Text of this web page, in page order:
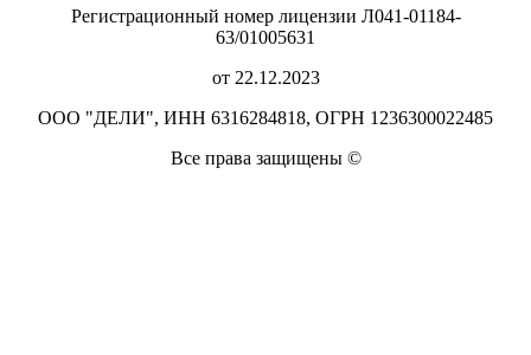
Регистрационный номер лицензии Л041-01184-
63/01005631
от 22.12.2023
ООО "ДЕЛИ", ИНН 6316284818, ОГРН 1236300022485
Все права защищены ©️